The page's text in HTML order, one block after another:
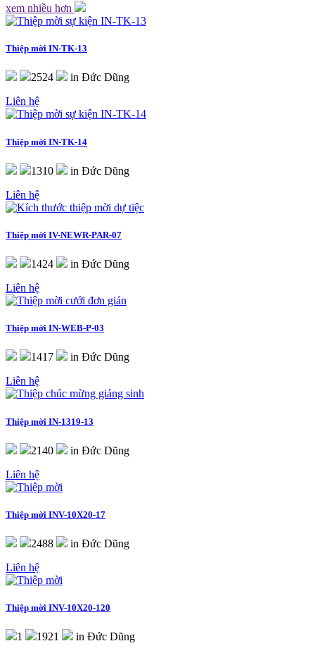
xem nhiều hơn
Thiệp mời IN-TK-13
2524
in Đức Dũng
Liên hệ
Thiệp mời IN-TK-14
1310
in Đức Dũng
Liên hệ
Thiệp mời IV-NEWR-PAR-07
1424
in Đức Dũng
Liên hệ
Thiệp mời IN-WEB-P-03
1417
in Đức Dũng
Liên hệ
Thiệp mời IN-1319-13
2140
in Đức Dũng
Liên hệ
Thiệp mời INV-10X20-17
2488
in Đức Dũng
Liên hệ
Thiệp mời INV-10X20-120
1 1921
in Đức Dũng